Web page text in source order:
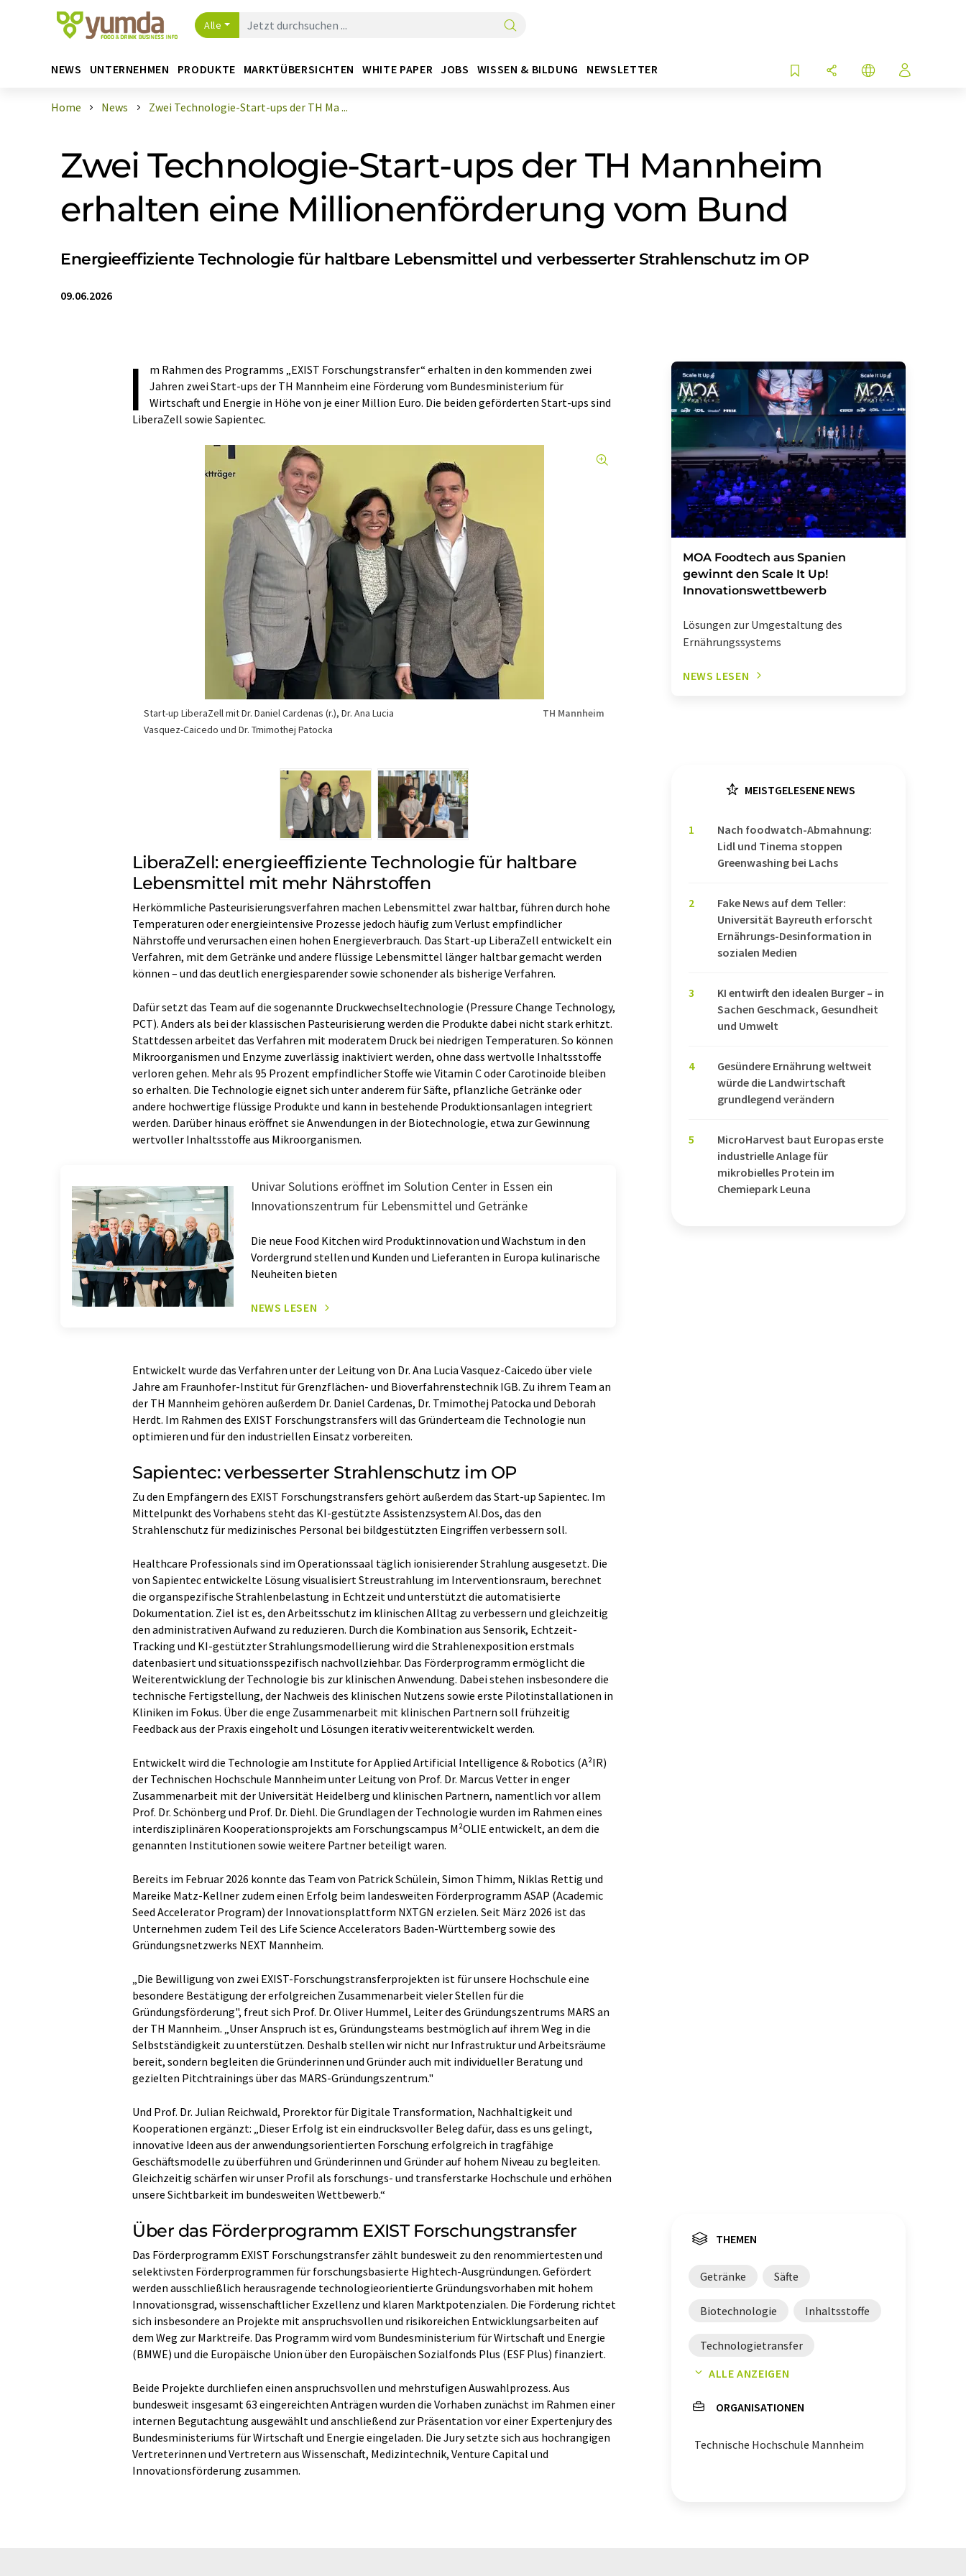
Alle
NEWS UNTERNEHMEN PRODUKTE MARKTÜBERSICHTEN WHITE PAPER JOBS WISSEN & BILDUNG NEWSLETTER
Home News Zwei Technologie-Start-ups der TH Ma ...
Zwei Technologie-Start-ups der TH Mannheim
erhalten eine Millionenförderung vom Bund
Energieeffiziente Technologie für haltbare Lebensmittel und verbesserter Strahlenschutz im OP
09.06.2026
I
m Rahmen des Programms „EXIST Forschungstransfer“ erhalten in den kommenden zwei
Jahren zwei Start-ups der TH Mannheim eine Förderung vom Bundesministerium für
Wirtschaft und Energie in Höhe von je einer Million Euro. Die beiden geförderten Start-ups sind
LiberaZell sowie Sapientec.
Start-up LiberaZell mit Dr. Daniel Cardenas (r.), Dr. Ana Lucia
Vasquez-Caicedo und Dr. Tmimothej Patocka
TH Mannheim
LiberaZell: energieeffiziente Technologie für haltbare
Lebensmittel mit mehr Nährstoffen
Herkömmliche Pasteurisierungsverfahren machen Lebensmittel zwar haltbar, führen durch hohe
Temperaturen oder energieintensive Prozesse jedoch häufig zum Verlust empfindlicher
Nährstoffe und verursachen einen hohen Energieverbrauch. Das Start-up LiberaZell entwickelt ein
Verfahren, mit dem Getränke und andere flüssige Lebensmittel länger haltbar gemacht werden
können – und das deutlich energiesparender sowie schonender als bisherige Verfahren.
Dafür setzt das Team auf die sogenannte Druckwechseltechnologie (Pressure Change Technology,
PCT). Anders als bei der klassischen Pasteurisierung werden die Produkte dabei nicht stark erhitzt.
Stattdessen arbeitet das Verfahren mit moderatem Druck bei niedrigen Temperaturen. So können
Mikroorganismen und Enzyme zuverlässig inaktiviert werden, ohne dass wertvolle Inhaltsstoffe
verloren gehen. Mehr als 95 Prozent empfindlicher Stoffe wie Vitamin C oder Carotinoide bleiben
so erhalten. Die Technologie eignet sich unter anderem für Säfte, pflanzliche Getränke oder
andere hochwertige flüssige Produkte und kann in bestehende Produktionsanlagen integriert
werden. Darüber hinaus eröffnet sie Anwendungen in der Biotechnologie, etwa zur Gewinnung
wertvoller Inhaltsstoffe aus Mikroorganismen.
Univar Solutions eröffnet im Solution Center in Essen ein
Innovationszentrum für Lebensmittel und Getränke
Die neue Food Kitchen wird Produktinnovation und Wachstum in den
Vordergrund stellen und Kunden und Lieferanten in Europa kulinarische
Neuheiten bieten
NEWS LESEN
Entwickelt wurde das Verfahren unter der Leitung von Dr. Ana Lucia Vasquez-Caicedo über viele
Jahre am Fraunhofer-Institut für Grenzflächen- und Bioverfahrenstechnik IGB. Zu ihrem Team an
der TH Mannheim gehören außerdem Dr. Daniel Cardenas, Dr. Tmimothej Patocka und Deborah
Herdt. Im Rahmen des EXIST Forschungstransfers will das Gründerteam die Technologie nun
optimieren und für den industriellen Einsatz vorbereiten.
Sapientec: verbesserter Strahlenschutz im OP
Zu den Empfängern des EXIST Forschungstransfers gehört außerdem das Start-up Sapientec. Im
Mittelpunkt des Vorhabens steht das KI-gestützte Assistenzsystem AI.Dos, das den
Strahlenschutz für medizinisches Personal bei bildgestützten Eingriffen verbessern soll.
Healthcare Professionals sind im Operationssaal täglich ionisierender Strahlung ausgesetzt. Die
von Sapientec entwickelte Lösung visualisiert Streustrahlung im Interventionsraum, berechnet
die organspezifische Strahlenbelastung in Echtzeit und unterstützt die automatisierte
Dokumentation. Ziel ist es, den Arbeitsschutz im klinischen Alltag zu verbessern und gleichzeitig
den administrativen Aufwand zu reduzieren. Durch die Kombination aus Sensorik, Echtzeit-
Tracking und KI-gestützter Strahlungsmodellierung wird die Strahlenexposition erstmals
datenbasiert und situationsspezifisch nachvollziehbar. Das Förderprogramm ermöglicht die
Weiterentwicklung der Technologie bis zur klinischen Anwendung. Dabei stehen insbesondere die
technische Fertigstellung, der Nachweis des klinischen Nutzens sowie erste Pilotinstallationen in
Kliniken im Fokus. Über die enge Zusammenarbeit mit klinischen Partnern soll frühzeitig
Feedback aus der Praxis eingeholt und Lösungen iterativ weiterentwickelt werden.
Entwickelt wird die Technologie am Institute for Applied Artificial Intelligence & Robotics (A²IR)
der Technischen Hochschule Mannheim unter Leitung von Prof. Dr. Marcus Vetter in enger
Zusammenarbeit mit der Universität Heidelberg und klinischen Partnern, namentlich vor allem
Prof. Dr. Schönberg und Prof. Dr. Diehl. Die Grundlagen der Technologie wurden im Rahmen eines
interdisziplinären Kooperationsprojekts am Forschungscampus M²OLIE entwickelt, an dem die
genannten Institutionen sowie weitere Partner beteiligt waren.
Bereits im Februar 2026 konnte das Team von Patrick Schülein, Simon Thimm, Niklas Rettig und
Mareike Matz-Kellner zudem einen Erfolg beim landesweiten Förderprogramm ASAP (Academic
Seed Accelerator Program) der Innovationsplattform NXTGN erzielen. Seit März 2026 ist das
Unternehmen zudem Teil des Life Science Accelerators Baden-Württemberg sowie des
Gründungsnetzwerks NEXT Mannheim.
„Die Bewilligung von zwei EXIST-Forschungstransferprojekten ist für unsere Hochschule eine
besondere Bestätigung der erfolgreichen Zusammenarbeit vieler Stellen für die
Gründungsförderung", freut sich Prof. Dr. Oliver Hummel, Leiter des Gründungszentrums MARS an
der TH Mannheim. „Unser Anspruch ist es, Gründungsteams bestmöglich auf ihrem Weg in die
Selbstständigkeit zu unterstützen. Deshalb stellen wir nicht nur Infrastruktur und Arbeitsräume
bereit, sondern begleiten die Gründerinnen und Gründer auch mit individueller Beratung und
gezielten Pitchtrainings über das MARS-Gründungszentrum."
Und Prof. Dr. Julian Reichwald, Prorektor für Digitale Transformation, Nachhaltigkeit und
Kooperationen ergänzt: „Dieser Erfolg ist ein eindrucksvoller Beleg dafür, dass es uns gelingt,
innovative Ideen aus der anwendungsorientierten Forschung erfolgreich in tragfähige
Geschäftsmodelle zu überführen und Gründerinnen und Gründer auf hohem Niveau zu begleiten.
Gleichzeitig schärfen wir unser Profil als forschungs- und transferstarke Hochschule und erhöhen
unsere Sichtbarkeit im bundesweiten Wettbewerb.“
Über das Förderprogramm EXIST Forschungstransfer
Das Förderprogramm EXIST Forschungstransfer zählt bundesweit zu den renommiertesten und
selektivsten Förderprogrammen für forschungsbasierte Hightech-Ausgründungen. Gefördert
werden ausschließlich herausragende technologieorientierte Gründungsvorhaben mit hohem
Innovationsgrad, wissenschaftlicher Exzellenz und klaren Marktpotenzialen. Die Förderung richtet
sich insbesondere an Projekte mit anspruchsvollen und risikoreichen Entwicklungsarbeiten auf
dem Weg zur Marktreife. Das Programm wird vom Bundesministerium für Wirtschaft und Energie
(BMWE) und die Europäische Union über den Europäischen Sozialfonds Plus (ESF Plus) finanziert.
Beide Projekte durchliefen einen anspruchsvollen und mehrstufigen Auswahlprozess. Aus
bundesweit insgesamt 63 eingereichten Anträgen wurden die Vorhaben zunächst im Rahmen einer
internen Begutachtung ausgewählt und anschließend zur Präsentation vor einer Expertenjury des
Bundesministeriums für Wirtschaft und Energie eingeladen. Die Jury setzte sich aus hochrangigen
Vertreterinnen und Vertretern aus Wissenschaft, Medizintechnik, Venture Capital und
Innovationsförderung zusammen.
MOA Foodtech aus Spanien
gewinnt den Scale It Up!
Innovationswettbewerb
Lösungen zur Umgestaltung des
Ernährungssystems
NEWS LESEN
MEISTGELESENE NEWS
1
Nach foodwatch-Abmahnung:
Lidl und Tinema stoppen
Greenwashing bei Lachs
2
Fake News auf dem Teller:
Universität Bayreuth erforscht
Ernährungs-Desinformation in
sozialen Medien
3
KI entwirft den idealen Burger – in
Sachen Geschmack, Gesundheit
und Umwelt
4
Gesündere Ernährung weltweit
würde die Landwirtschaft
grundlegend verändern
5
MicroHarvest baut Europas erste
industrielle Anlage für
mikrobielles Protein im
Chemiepark Leuna
THEMEN
Getränke Säfte
Biotechnologie Inhaltsstoffe
Technologietransfer
Strahlenschutz
künstliche Intelligenz
Arbeitsschutz
ALLE ANZEIGEN
ORGANISATIONEN
Technische Hochschule Mannheim